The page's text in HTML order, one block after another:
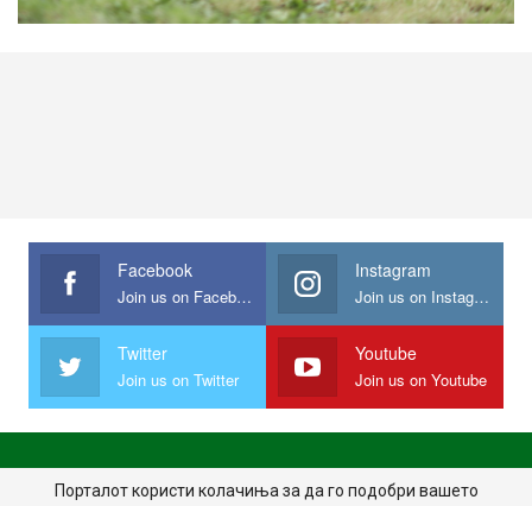
Facebook
Join us on Facebook
Instagram
Join us on Instagram
Twitter
Join us on Twitter
Youtube
Join us on Youtube
ПОЧЕТНА ПОЛИТИКА НА ПРИВАТНОСТ ИМПРЕСУМ
Порталот користи колачиња за да го подобри вашето